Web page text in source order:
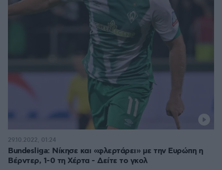
Bundesliga: Νίκησε και «φλερτάρει» με την Ευρώπη η
Βέρντερ, 1-0 τη Χέρτα - Δείτε το γκολ
29.10.2022, 01:24